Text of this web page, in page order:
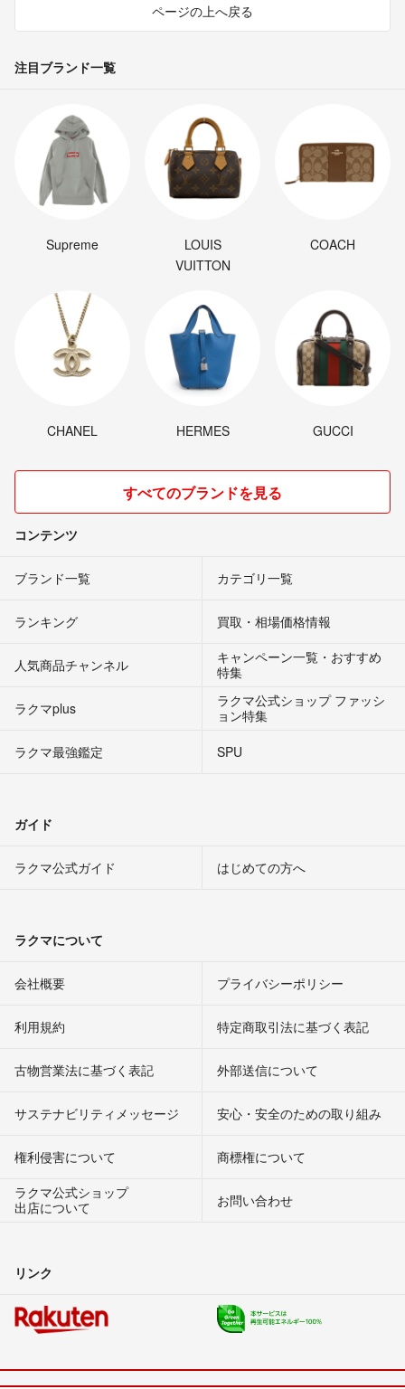
ページの上へ戻る
注目ブランド一覧
Supreme
LOUIS
VUITTON
COACH
CHANEL HERMES GUCCI
すべてのブランドを見る
コンテンツ
ブランド一覧 カテゴリ一覧
ランキング 買取・相場価格情報
人気商品チャンネル
キャンペーン一覧・おすすめ
特集
ラクマplus
ラクマ公式ショップ ファッシ
ョン特集
ラクマ最強鑑定
SPU
ガイド
ラクマ公式ガイド はじめての方へ
ラクマについて
会社概要 プライバシーポリシー
利用規約 特定商取引法に基づく表記
古物営業法に基づく表記 外部送信について
サステナビリティメッセージ 安心・安全のための取り組み
権利侵害について
商標権について
ラクマ公式ショップ
出店について
お問い合わせ
リンク